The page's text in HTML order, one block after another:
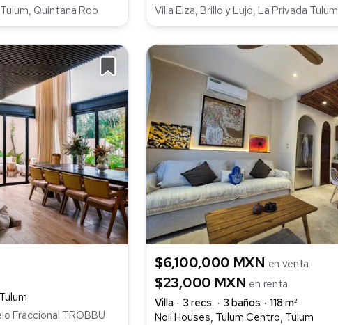
Quintana Roo
Villa Elza, Brillo y Lujo, La Privada Tulum
Fraccional TROBBU
$6,100,000 MXN en venta
$23,000 MXN en renta
Villa
3 recs. 3 baños
118 m²
Noil Houses, Tulum Centro, Tulum